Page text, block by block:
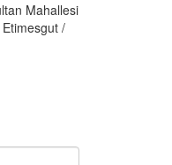
Mahallesi
/